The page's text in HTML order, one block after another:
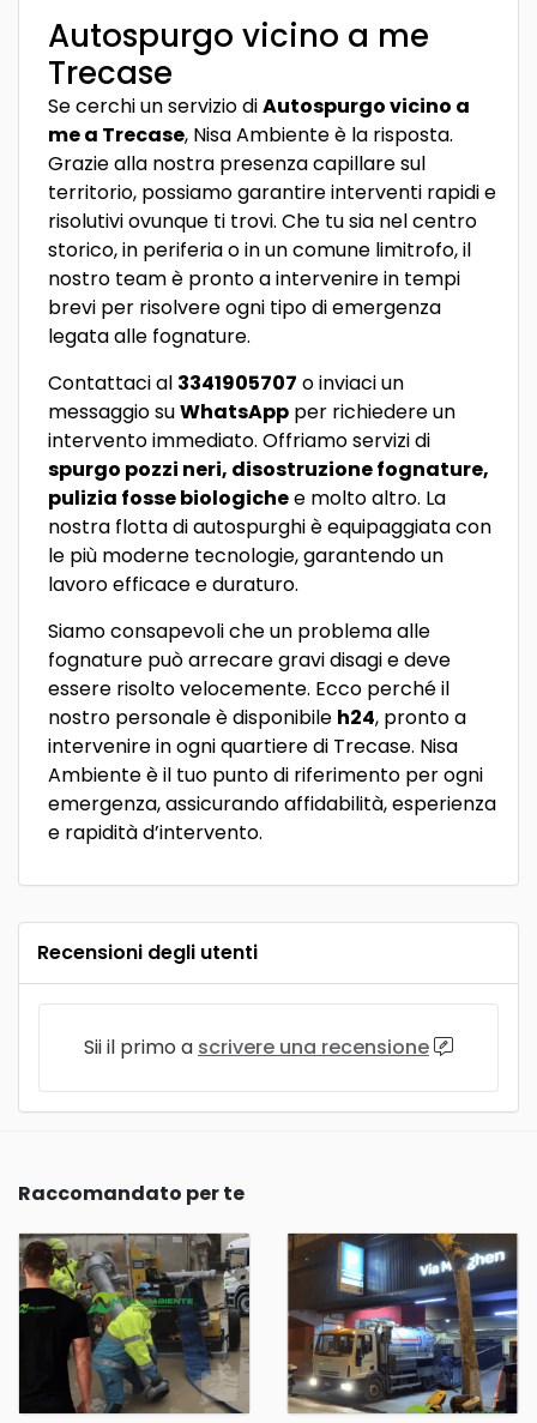
Autospurgo vicino a me
Trecase
Se cerchi un servizio diAutospurgo vicino a
me a Trecase, Nisa Ambiente è la risposta.
Grazie alla nostra presenza capillare sul
territorio, possiamo garantire interventi rapidi e
risolutivi ovunque ti trovi. Che tu sia nel centro
storico, in periferia o in un comune limitrofo, il
nostro team è pronto a intervenire in tempi
brevi per risolvere ogni tipo di emergenza
legata alle fognature.
Contattaci al 3341905707 o inviaci un
messaggio suWhatsApp per richiedere un
intervento immediato. Offriamo servizi di
spurgo pozzi neri, disostruzione fognature,
pulizia fosse biologichee molto altro. La
nostra flotta di autospurghi è equipaggiata con
le più moderne tecnologie, garantendo un
lavoro efficace e duraturo.
Siamo consapevoli che un problema alle
fognature può arrecare gravi disagi e deve
essere risolto velocemente. Ecco perché il
nostro personale è disponibile h24, pronto a
intervenire in ogni quartiere di Trecase. Nisa
Ambiente è il tuo punto di riferimento per ogni
emergenza, assicurando affidabilità, esperienza
e rapidità d’intervento.
Recensioni degli utenti
Sii il primo a scrivere una recensione
Raccomandato per te